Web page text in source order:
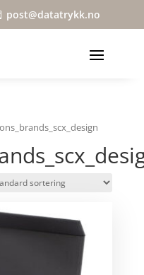
post@datatrykk.no